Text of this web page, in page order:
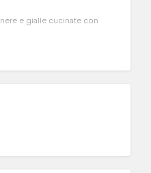
e gialle cucinate con